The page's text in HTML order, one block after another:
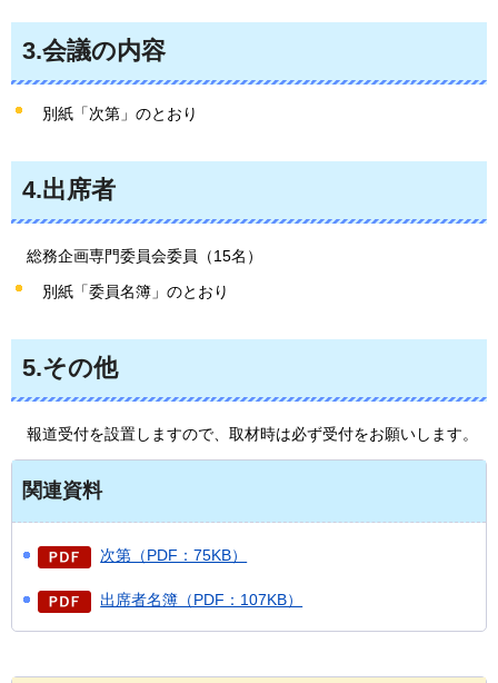
3.会議の内容
別紙「次第」のとおり
4.出席者
総務企画専門委員会委員（15名）
別紙「委員名簿」のとおり
5.その他
報道受付を設置しますので、取材時は必ず受付をお願いします。
関連資料
次第（PDF：75KB）
出席者名簿（PDF：107KB）